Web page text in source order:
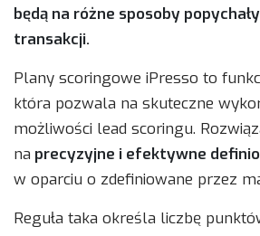
będą na różne sposoby
transakcji.
Plany scoringowe iPresso to
która pozwala na skuteczne
możliwości lead scoringu.
na precyzyjne i efektywne
w oparciu o zdefiniowane przez
Reguła taka określa liczbę